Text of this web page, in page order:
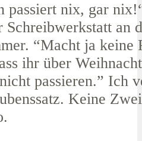
passiert nix, gar
Schreibwerkstatt an
“Macht ja keine
ihr über
passieren.” Ich
Keine